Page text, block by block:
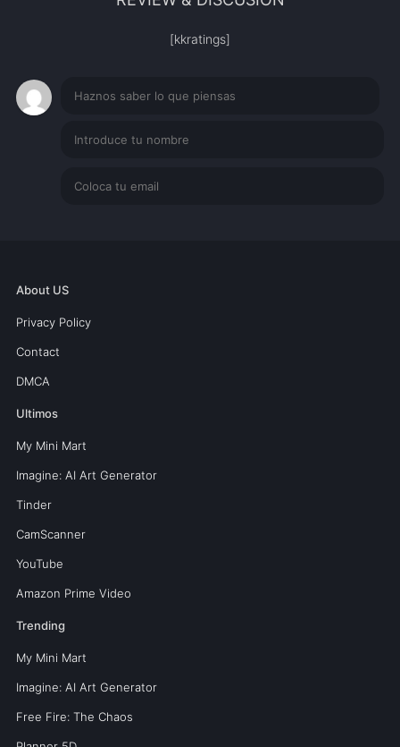
[kkratings]
About US
Privacy Policy
Contact
DMCA
Ultimos
My Mini Mart
Imagine: AI Art Generator
Tinder
CamScanner
YouTube
Amazon Prime Video
Trending
My Mini Mart
Imagine: AI Art Generator
Free Fire: The Chaos